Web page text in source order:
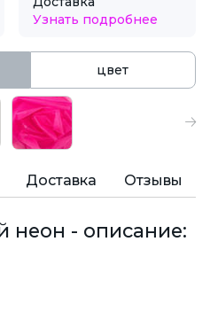
Узнать подробнее
цвет
Доставка Отзывы
неон - описание: